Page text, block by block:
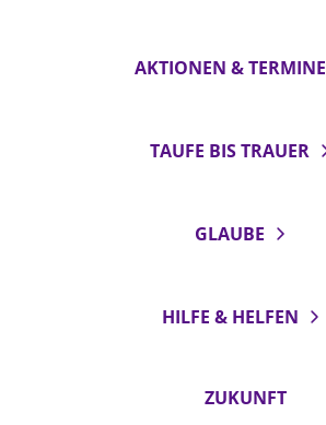
AKTIONEN & TERMINE
TAUFE BIS TRAUER
GLAUBE
HILFE & HELFEN
ZUKUNFT